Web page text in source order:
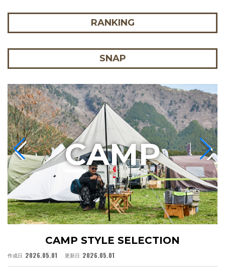
RANKING
SNAP
CAMP STYLE SELECTION
作成日 2026.05.01 更新日 2026.05.01
CAMP